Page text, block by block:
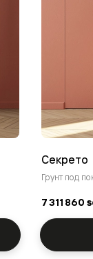
Секрето
Грунт под
7 311 860